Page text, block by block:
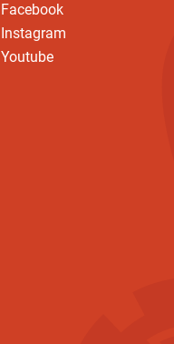
Facebook
Instagram
Youtube